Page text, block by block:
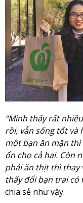
“Mình thấy rất
rồi, vẫn sống tốt và
một bạn ăn mặn thì
ổn cho cả hai. Còn
phải ăn thịt thì thay
thấy đổi bạn trai có
chia sẻ như vậy.